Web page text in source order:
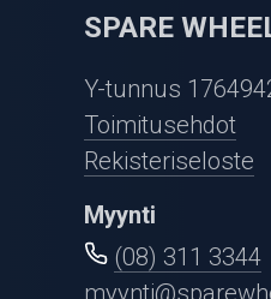
SPARE
Y-tunnus
Toimitusehdot
Rekisteriseloste
Myynti
(08) 311 3344